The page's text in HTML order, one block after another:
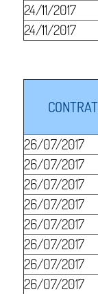
24/11/2017
24/11/2017
26/07/2017
26/07/2017
26/07/2017
26/07/2017
26/07/2017
26/07/2017
26/07/2017
26/07/2017